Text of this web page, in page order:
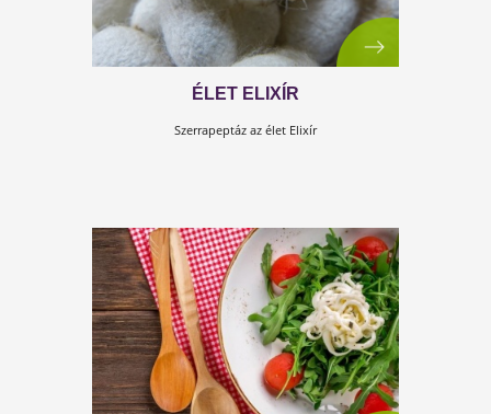
Robi tudja - ez női cucc...